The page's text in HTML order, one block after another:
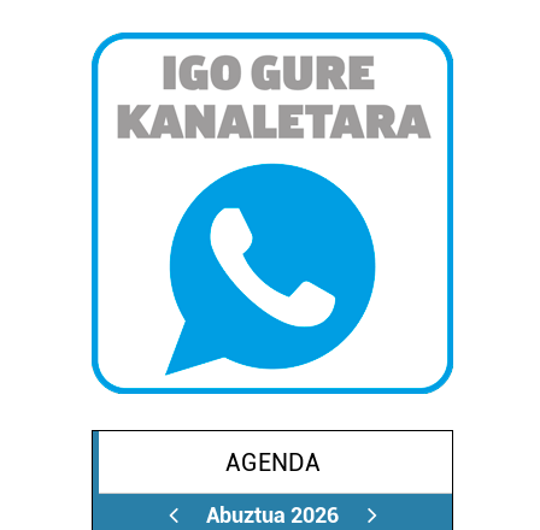
AGENDA
Abuztua 2026